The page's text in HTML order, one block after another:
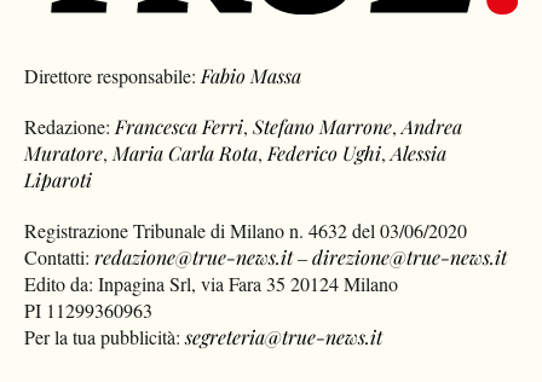
Direttore responsabile: Fabio Massa
Redazione: Francesca Ferri,Stefano Marrone,Andrea
Muratore, Maria Carla Rota, Federico Ughi,Alessia
Liparoti
Registrazione Tribunale di Milano n. 4632 del 03/06/2020
Contatti:redazione@true-news.it–direzione@true-news.it
Edito da: Inpagina Srl, via Fara 35 20124 Milano
PI 11299360963
Per la tua pubblicità:segreteria@true-news.it